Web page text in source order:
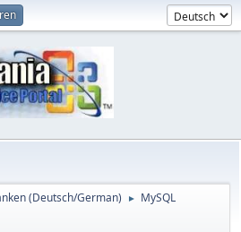
(Deutsch/German) ► MySQL